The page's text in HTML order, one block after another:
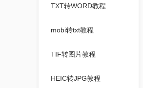
TXT转WORD教程
mobi转txt教程
TIF转图片教程
HEIC转JPG教程